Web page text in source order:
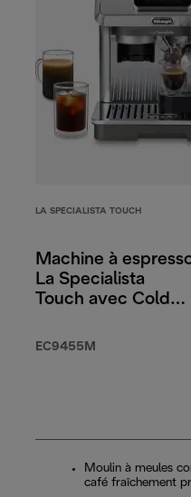
LA SPECIALISTA TOUCH
Machine à
La Specialista
Touch avec Cold
EC9455M
Moulin à meules
café fraîchement